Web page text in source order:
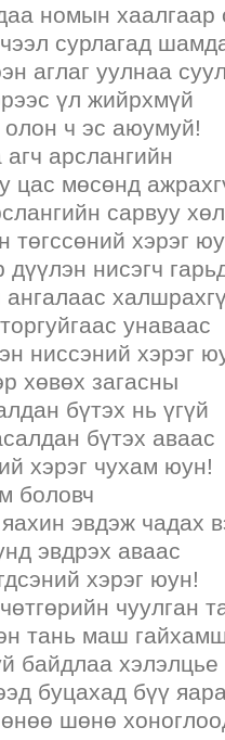
номын хаалгаар
сурлагад
аглаг уулнаа
үл жийрхмүй
олон ч эс аюумуй!
арслангийн
цас мөсөнд
сарвуу
төгссөний хэрэг
дүүлэн нисэгч
унаваас
ниссэний хэрэг
хөвөх загасны
бүтэх нь үгүй
бүтэх аваас
хэрэг чухам юун!
боловч
эвдэж чадах
эвдрэх аваас
хэрэг юун!
чуулган
тань маш
байдлаа хэлэлцье
буцахад бүү
шөнө